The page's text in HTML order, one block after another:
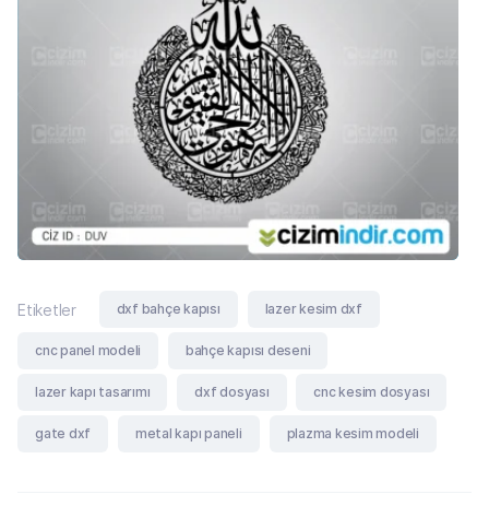
Etiketler dxf bahçe kapısı lazer kesim dxf
cnc panel modeli bahçe kapısı deseni
lazer kapı tasarımı dxf dosyası cnc kesim dosyası
gate dxf metal kapı paneli plazma kesim modeli